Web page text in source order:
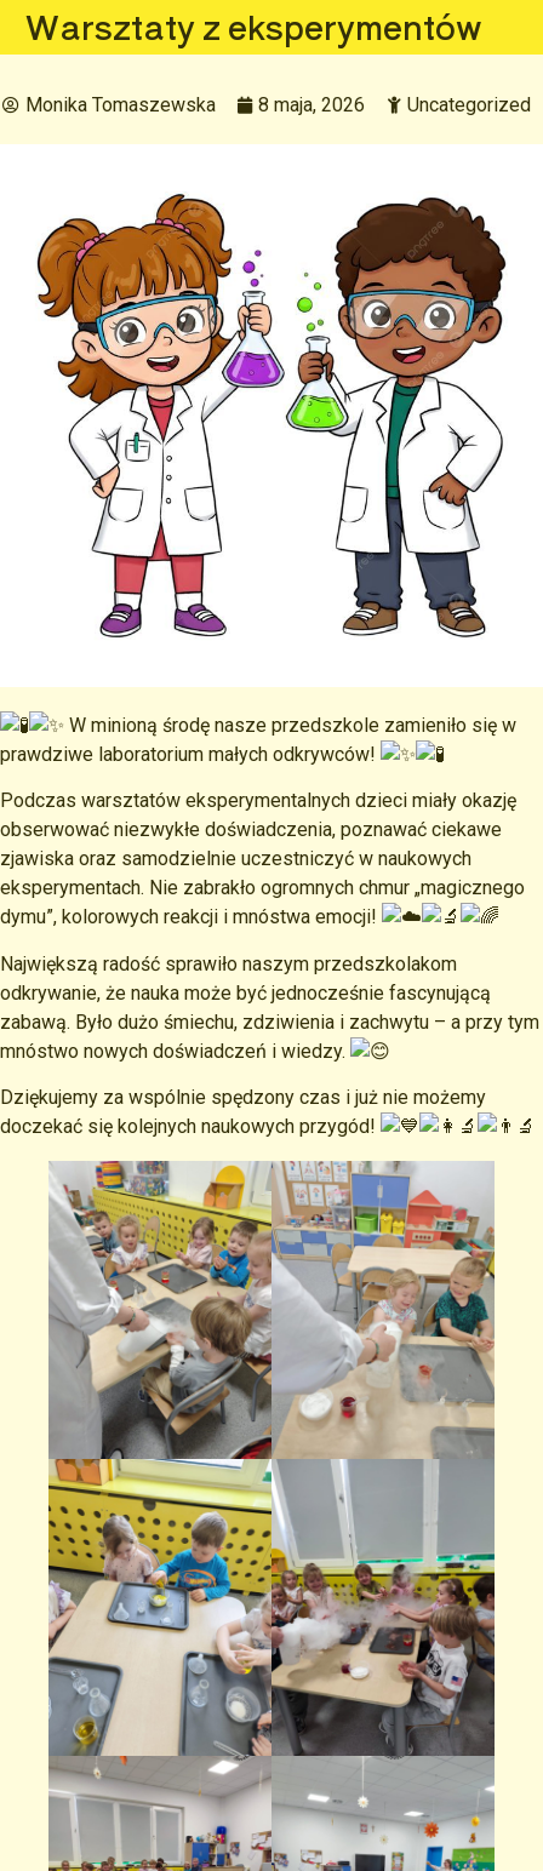
Warsztaty z eksperymentów
Monika Tomaszewska 8 maja, 2026 Uncategorized
W minioną środę nasze przedszkole zamieniło się w
prawdziwe laboratorium małych odkrywców!
Podczas warsztatów eksperymentalnych dzieci miały okazję
obserwować niezwykłe doświadczenia, poznawać ciekawe
zjawiska oraz samodzielnie uczestniczyć w naukowych
eksperymentach. Nie zabrakło ogromnych chmur „magicznego
dymu”, kolorowych reakcji i mnóstwa emocji!
Największą radość sprawiło naszym przedszkolakom
odkrywanie, że nauka może być jednocześnie fascynującą
zabawą. Było dużo śmiechu, zdziwienia i zachwytu – a przy tym
mnóstwo nowych doświadczeń i wiedzy.
Dziękujemy za wspólnie spędzony czas i już nie możemy
doczekać się kolejnych naukowych przygód!